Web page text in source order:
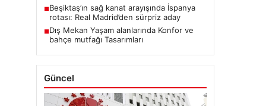
■Beşiktaş’ın sağ kanat arayışında İspanya
rotası: Real Madrid’den sürpriz aday
■Dış Mekan Yaşam alanlarında Konfor ve
bahçe mutfağı Tasarımları
Güncel